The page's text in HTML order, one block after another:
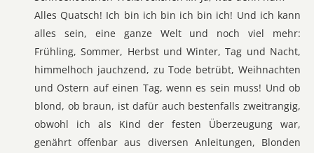
Alles Quatsch! Ich bin ich bin ich bin ich! Und ich kann
alles sein, eine ganze Welt und noch viel mehr:
Frühling, Sommer, Herbst und Winter, Tag und Nacht,
himmelhoch jauchzend, zu Tode betrübt, Weihnachten
und Ostern auf einen Tag, wenn es sein muss! Und ob
blond, ob braun, ist dafür auch bestenfalls zweitrangig,
obwohl ich als Kind der festen Überzeugung war,
genährt offenbar aus diversen Anleitungen, Blonden